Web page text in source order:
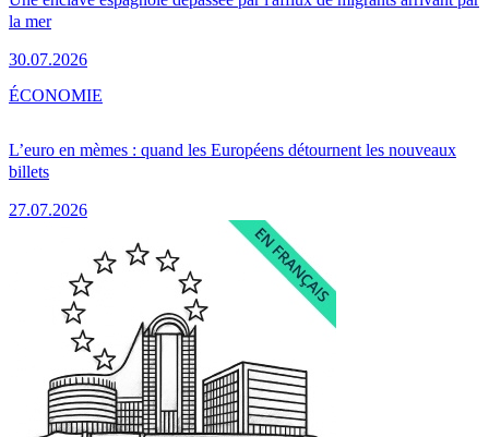
la mer
30.07.2026
L’euro en mèmes : quand les Européens détournent les nouveaux
billets
27.07.2026
ÉCONOMIE